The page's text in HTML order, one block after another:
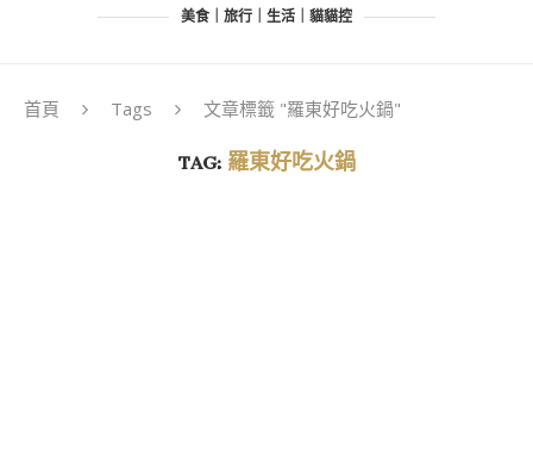
美食｜旅行｜生活｜貓貓控
首頁 Tags 文章標籤 "羅東好吃火鍋"
TAG:羅東好吃火鍋